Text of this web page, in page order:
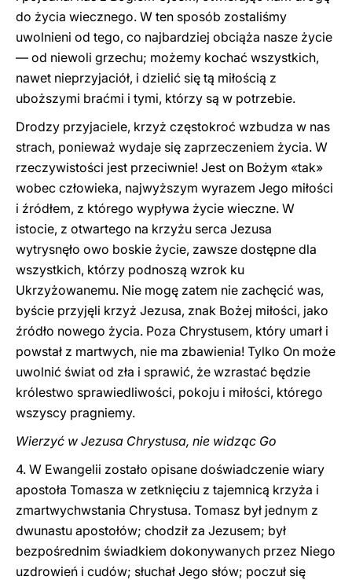
do życia wiecznego. W ten sposób zostaliśmy
uwolnieni od tego, co najbardziej obciąża nasze życie
— od niewoli grzechu; możemy kochać wszystkich,
nawet nieprzyjaciół, i dzielić się tą miłością z
uboższymi braćmi i tymi, którzy są w potrzebie.
Drodzy przyjaciele, krzyż częstokroć wzbudza w nas
strach, ponieważ wydaje się zaprzeczeniem życia. W
rzeczywistości jest przeciwnie! Jest on Bożym «tak»
wobec człowieka, najwyższym wyrazem Jego miłości
i źródłem, z którego wypływa życie wieczne. W
istocie, z otwartego na krzyżu serca Jezusa
wytrysnęło owo boskie życie, zawsze dostępne dla
wszystkich, którzy podnoszą wzrok ku
Ukrzyżowanemu. Nie mogę zatem nie zachęcić was,
byście przyjęli krzyż Jezusa, znak Bożej miłości, jako
źródło nowego życia. Poza Chrystusem, który umarł i
powstał z martwych, nie ma zbawienia! Tylko On może
uwolnić świat od zła i sprawić, że wzrastać będzie
królestwo sprawiedliwości, pokoju i miłości, którego
wszyscy pragniemy.
Wierzyć w Jezusa Chrystusa, nie widząc Go
4. W Ewangelii zostało opisane doświadczenie wiary
apostoła Tomasza w zetknięciu z tajemnicą krzyża i
zmartwychwstania Chrystusa. Tomasz był jednym z
dwunastu apostołów; chodził za Jezusem; był
bezpośrednim świadkiem dokonywanych przez Niego
uzdrowień i cudów; słuchał Jego słów; poczuł się